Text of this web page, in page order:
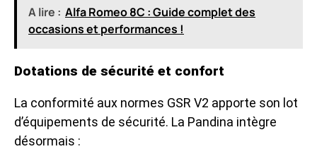
A lire : Alfa Romeo 8C : Guide complet des
occasions et performances !
Dotations de sécurité et confort
La conformité aux normes GSR V2 apporte son lot
d’équipements de sécurité. La Pandina intègre
désormais :